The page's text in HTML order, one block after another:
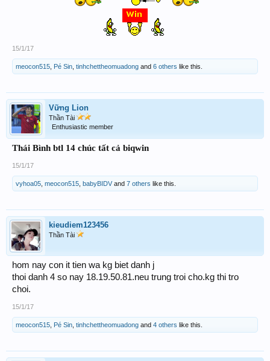
15/1/17
meocon515 Pé Sin tinhchettheomuadong and 6 others like this.
Vững Lion
Thần Tài
Enthusiastic member
Thái Bình btl 14 chúc tất cả biqwin
15/1/17
vyhoa05 meocon515 babyBIDV and 7 others like this.
kieudiem123456
Thần Tài
hom nay con it tien wa kg biet danh j
thoi danh 4 so nay 18.19.50.81.neu trung troi cho.kg thi tro
choi.
15/1/17
meocon515 Pé Sin tinhchettheomuadong and 4 others like this.